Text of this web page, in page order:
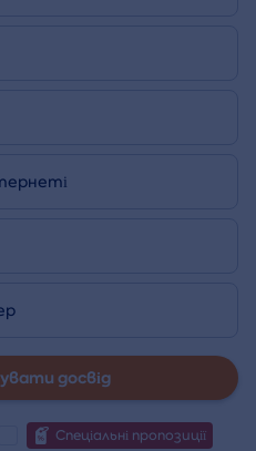
досвід
Спеціальні пропозиції